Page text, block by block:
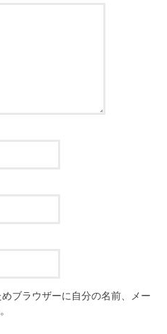
ブラウザーに自分の名前、メー